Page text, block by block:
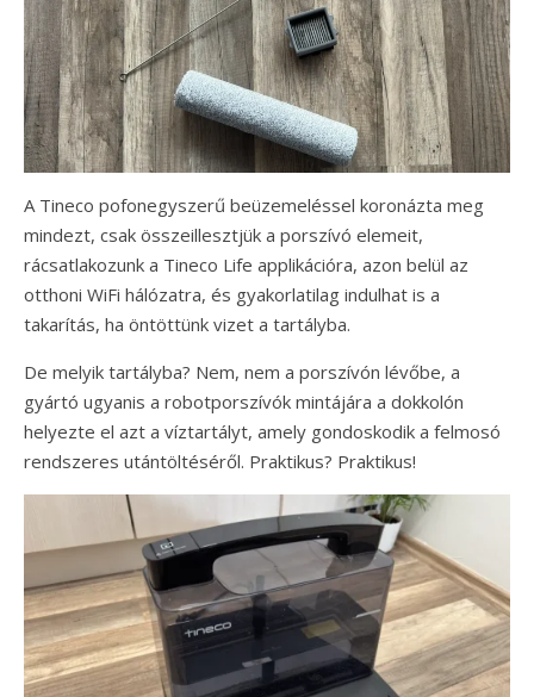
A Tineco pofonegyszerű beüzemeléssel koronázta meg
mindezt, csak összeillesztjük a porszívó elemeit,
rácsatlakozunk a Tineco Life applikációra, azon belül az
otthoni WiFi hálózatra, és gyakorlatilag indulhat is a
takarítás, ha öntöttünk vizet a tartályba.
De melyik tartályba? Nem, nem a porszívón lévőbe, a
gyártó ugyanis a robotporszívók mintájára a dokkolón
helyezte el azt a víztartályt, amely gondoskodik a felmosó
rendszeres utántöltéséről. Praktikus? Praktikus!